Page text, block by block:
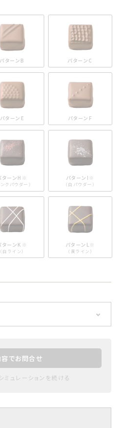
パターンB パターンC
パターンE パターンF
ターンH ※
ンクパウダー）
パターンI ※
（白パウダー）
ターンK ※
（白ライン）
パターンL ※
（黄ライン）
容でお問合せ
ミュレーションを続ける